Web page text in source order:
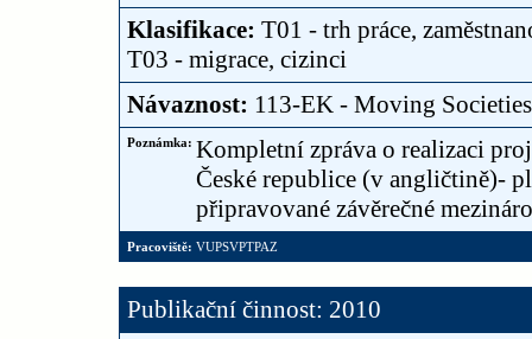
Klasifikace: T01 - trh práce,
T03 - migrace, cizinci
Návaznost: 113-EK - Moving
Poznámka: Kompletní zpráva o realizaci
České republice (v angličtině)-
připravované závěrečné
Pracoviště: VUPSVPTPAZ
Publikační činnost: 2010